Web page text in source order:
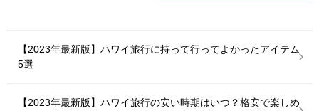
【2023年最新版】ハワイ旅行に持って行ってよかったアイテム
5選
【2023年最新版】ハワイ旅行の安い時期はいつ？格安で楽しめ